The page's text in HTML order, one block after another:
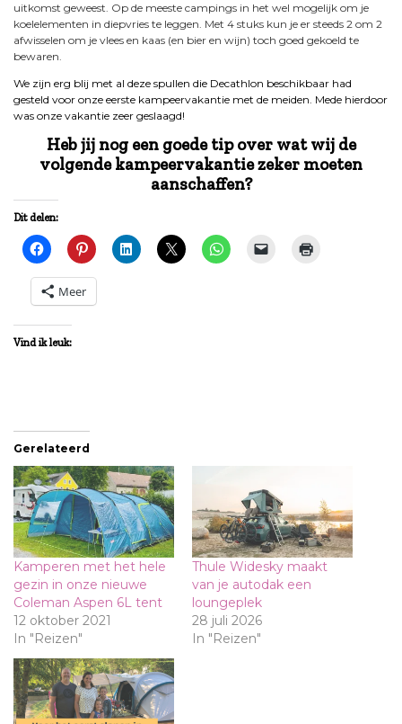
uitkomst geweest. Op de meeste campings in het wel mogelijk om je
koelelementen in diepvries te leggen. Met 4 stuks kun je er steeds 2 om 2
afwisselen om je vlees en kaas (en bier en wijn) toch goed gekoeld te
bewaren.
We zijn erg blij met al deze spullen die Decathlon beschikbaar had
gesteld voor onze eerste kampeervakantie met de meiden. Mede hierdoor
was onze vakantie zeer geslaagd!
Heb jij nog een goede tip over wat wij de
volgende kampeervakantie zeker moeten
aanschaffen?
Dit delen:
Meer
Vind ik leuk:
Gerelateerd
Kamperen met het hele
gezin in onze nieuwe
Coleman Aspen 6L tent
12 oktober 2021
In "Reizen"
Thule Widesky maakt
van je autodak een
loungeplek
28 juli 2026
In "Reizen"